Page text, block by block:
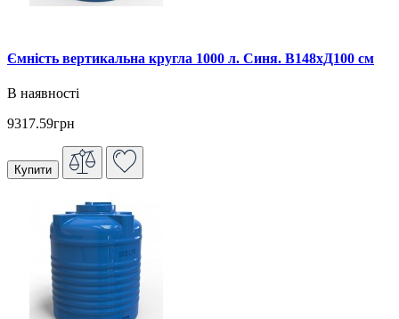
Ємність вертикальна кругла 1000 л. Синя. В148хД100 см
В наявності
9317.59грн
Купити